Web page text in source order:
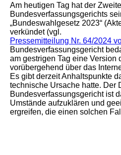
Am heutigen Tag hat der
Bundesverfassungsgerichts
„Bundeswahlgesetz 2023“
verkündet (vgl.
Pressemitteilung Nr. 64/2024
Bundesverfassungsgericht
am gestrigen Tag eine
vorübergehend über das
Es gibt derzeit Anhaltspunkte
technische Ursache hatte. Der
Bundesverfassungsgericht ist
Umstände aufzuklären und
ergreifen, die einen solchen